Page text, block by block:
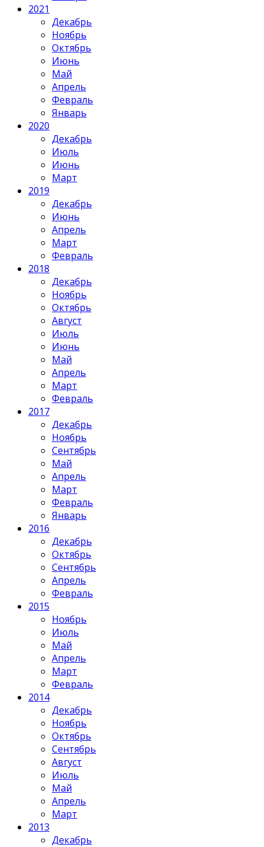
2021
Декабрь
Ноябрь
Октябрь
Июнь
Май
Апрель
Февраль
Январь
2020
Декабрь
Июль
Июнь
Март
2019
Декабрь
Июнь
Апрель
Март
Февраль
2018
Декабрь
Ноябрь
Октябрь
Август
Июль
Июнь
Май
Апрель
Март
Февраль
2017
Декабрь
Ноябрь
Сентябрь
Май
Апрель
Март
Февраль
Январь
2016
Декабрь
Октябрь
Сентябрь
Апрель
Февраль
2015
Ноябрь
Июль
Май
Апрель
Март
Февраль
2014
Декабрь
Ноябрь
Октябрь
Сентябрь
Август
Июль
Май
Апрель
Март
2013
Декабрь